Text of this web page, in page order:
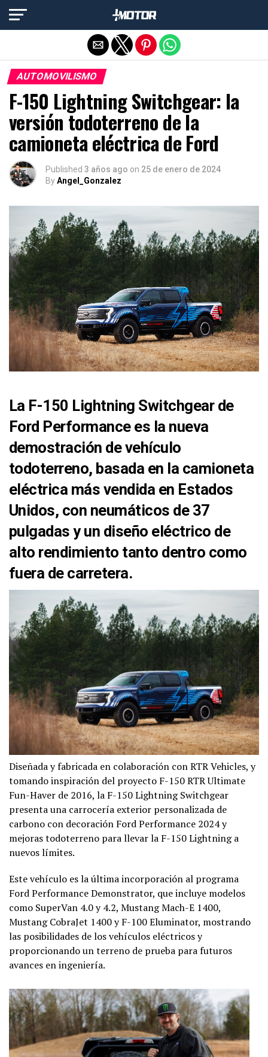
AUTOMOVILISMO
F-150 Lightning Switchgear: la
versión todoterreno de la
camioneta eléctrica de Ford
Published 3 años ago on 25 de enero de 2024
ByAngel_Gonzalez
La F-150 Lightning Switchgear de
Ford Performance es la nueva
demostración de vehículo
todoterreno, basada en la camioneta
eléctrica más vendida en Estados
Unidos, con neumáticos de 37
pulgadas y un diseño eléctrico de
alto rendimiento tanto dentro como
fuera de carretera.
Diseñada y fabricada en colaboración con RTR Vehicles, y
tomando inspiración del proyecto F-150 RTR Ultimate
Fun-Haver de 2016, la F-150 Lightning Switchgear
presenta una carrocería exterior personalizada de
carbono con decoración Ford Performance 2024 y
mejoras todoterreno para llevar la F-150 Lightning a
nuevos límites.
Este vehículo es la última incorporación al programa
Ford Performance Demonstrator, que incluye modelos
como SuperVan 4.0 y 4.2, Mustang Mach-E 1400,
Mustang CobraJet 1400 y F-100 Eluminator, mostrando
las posibilidades de los vehículos eléctricos y
proporcionando un terreno de prueba para futuros
avances en ingeniería.
Salir de la versión móvil